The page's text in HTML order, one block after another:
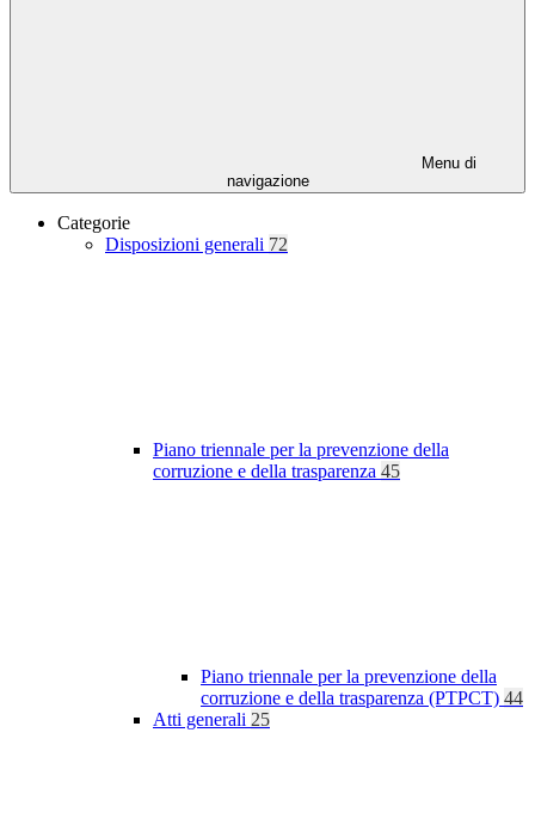
Menu di
navigazione
Categorie
Disposizioni generali 72
Piano triennale per la prevenzione della
corruzione e della trasparenza 45
Piano triennale per la prevenzione della
corruzione e della trasparenza (PTPCT) 44
Atti generali 25